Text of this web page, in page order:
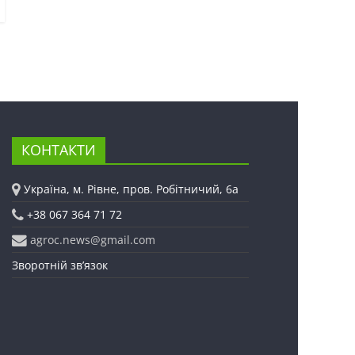
КОНТАКТИ
Україна, м. Рівне, пров. Робітничий, 6а
+38 067 364 71 72
agroc.news@gmail.com
Зворотній зв’язок